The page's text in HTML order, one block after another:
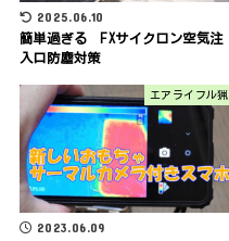
2025.06.10
簡単過ぎる FXサイクロン空気注
入口防塵対策
エアライフル猟
2023.06.09